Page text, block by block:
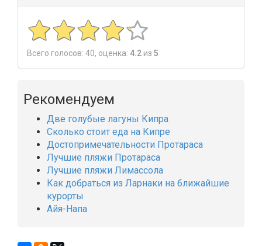
Всего голосов: 40, оценка: 4.2 из 5
Рекомендуем
Две голубые лагуны Кипра
Сколько стоит еда на Кипре
Достопримечательности Протараса
Лучшие пляжи Протараса
Лучшие пляжи Лимассола
Как добраться из Ларнаки на ближайшие
курорты
Айя-Напа